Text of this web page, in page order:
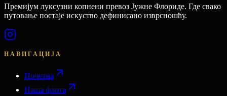
Премијум луксузни копнени превоз Јужне Флориде. Где свако
путовање постаје искуство дефинисано изврсношћу.
НАВИГАЦИЈА
Почетна
Наша флота